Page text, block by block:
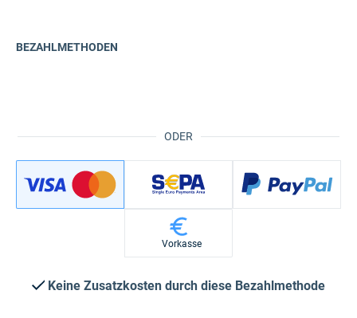
ODER
BEZAHLMETHODEN
Vorkasse
Keine Zusatzkosten durch diese Bezahlmethode